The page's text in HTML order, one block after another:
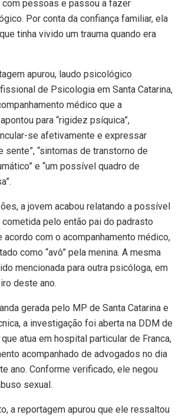
com pessoas e passou a fazer
Por conta da confiança familiar, ela
tinha vivido um trauma quando era
apurou, laudo psicológico
de Psicologia em Santa Catarina,
médico que a
para “rigidez psíquica”,
se afetivamente e expressar
sente”, “sintomas de transtorno de
e “um possível quadro de
a jovem acabou relatando a possível
pelo então pai do padrasto
acordo com o acompanhamento médico,
como “avô” pela menina. A mesma
mencionada para outra psicóloga, em
deste ano.
gerada pelo MP de Santa Catarina e
a investigação foi aberta na DDM de
que atua em hospital particular de Franca,
acompanhado de advogados no dia
ano. Conforme verificado, ele negou
sexual.
a reportagem apurou que ele ressaltou